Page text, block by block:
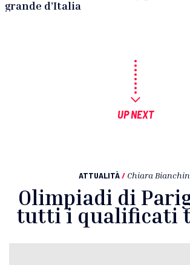
grande d’Italia
UP NEXT
ATTUALITÀ/ Chiara
Olimpiadi di
tutti i qualificati